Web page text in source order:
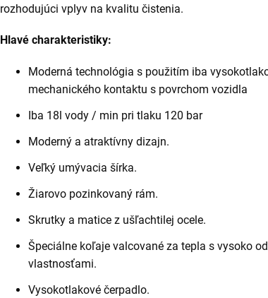
rozhodujúci vplyv na kvalitu čistenia.
Hlavé charakteristiky:
Moderná technológia s použitím iba
mechanického kontaktu s povrchom vozidla
Iba 18l vody / min pri tlaku 120 bar
Moderný a atraktívny dizajn.
Veľký umývacia šírka.
Žiarovo pozinkovaný rám.
Skrutky a matice z ušľachtilej ocele.
Špeciálne koľaje valcované za tepla s vysoko
vlastnosťami.
Vysokotlakové čerpadlo.